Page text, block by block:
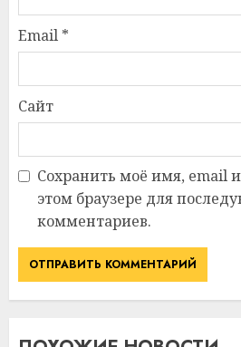
Email *
Сайт
Сохранить моё имя, email
этом браузере для
комментариев.